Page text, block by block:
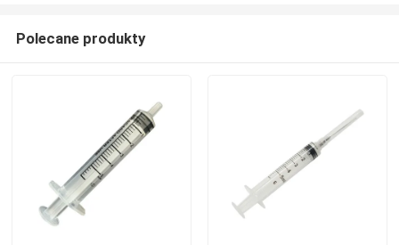
Polecane produkty